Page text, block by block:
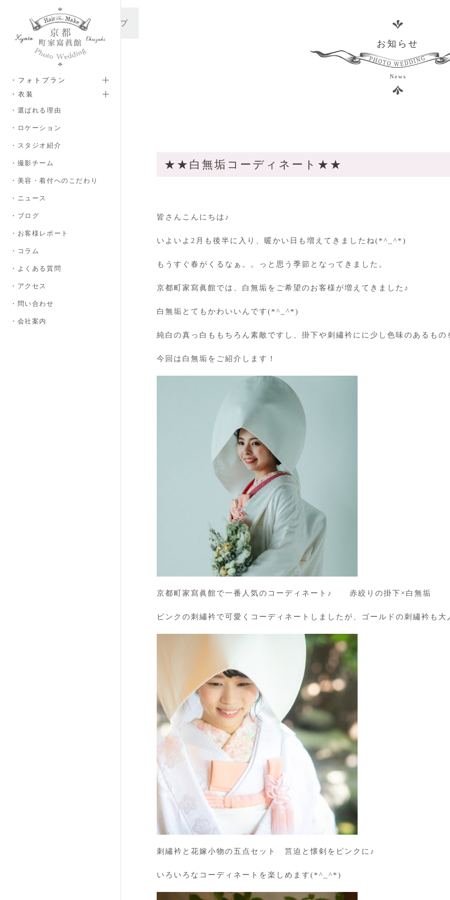
メインコンテンツへスキップ
・フォトプラン
・衣装
・選ばれる理由
・ロケーション
・スタジオ紹介
・撮影チーム
・美容・着付へのこだわり
・ニュース
・ブログ
・お客様レポート
・コラム
・よくある質問
・アクセス
・問い合わせ
・会社案内
お知らせ
News
★★白無垢コーディネート★★
皆さんこんにちは♪
いよいよ2月も後半に入り、暖かい日も増えてきましたね(*^_^*)
もうすぐ春がくるなぁ。。っと思う季節となってきました。
京都町家寫眞館では、白無垢をご希望のお客様が増えてきました♪
白無垢とてもかわいいんです(*^_^*)
純白の真っ白ももちろん素敵ですし、掛下や刺繡衿にに少し色味のあるも
今回は白無垢をご紹介します！
京都町家寫眞館で一番人気のコーディネート♪ 赤絞りの掛下×白無垢
ピンクの刺繡衿で可愛くコーディネートしましたが、ゴールドの刺繡衿も
刺繡衿と花嫁小物の五点セット 筥迫と懐剣をピンクに♪
いろいろなコーディネートを楽しめます(*^_^*)